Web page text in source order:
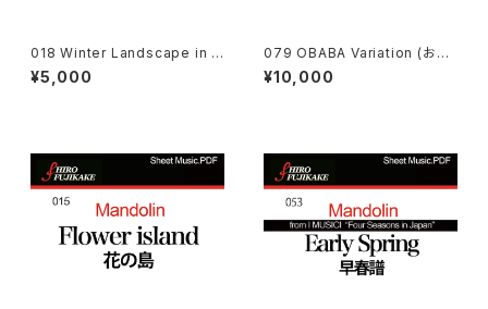
018 Winter Landscape in N
orth Land (みちのく冬景色 )
¥5,000
079 OBABA Variation (おば
ば変奏曲)
¥10,000